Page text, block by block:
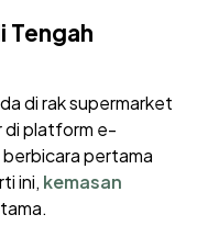
Tengah
di rak supermarket
di platform e-
pertama
ini, kemasan